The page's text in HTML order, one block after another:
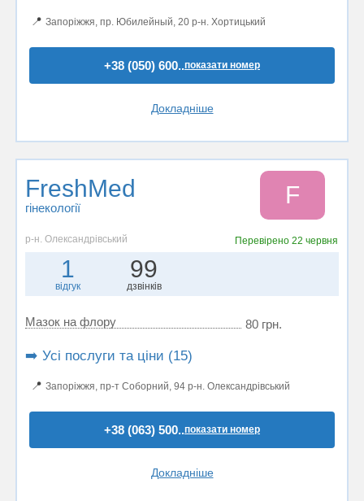
📍 Запоріжжя, пр. Юбилейный, 20 р-н. Хортицький
+38 (050) 600..показати номер
Докладніше
FreshMed
гінекології F
р-н. Олександрівський Перевірено22 червня
1
відгук
99
дзвінків
Мазок на флору 80 грн.
➡️ Усі послуги та ціни (15)
📍 Запоріжжя, пр-т Соборний, 94 р-н. Олександрівський
+38 (063) 500..показати номер
Докладніше